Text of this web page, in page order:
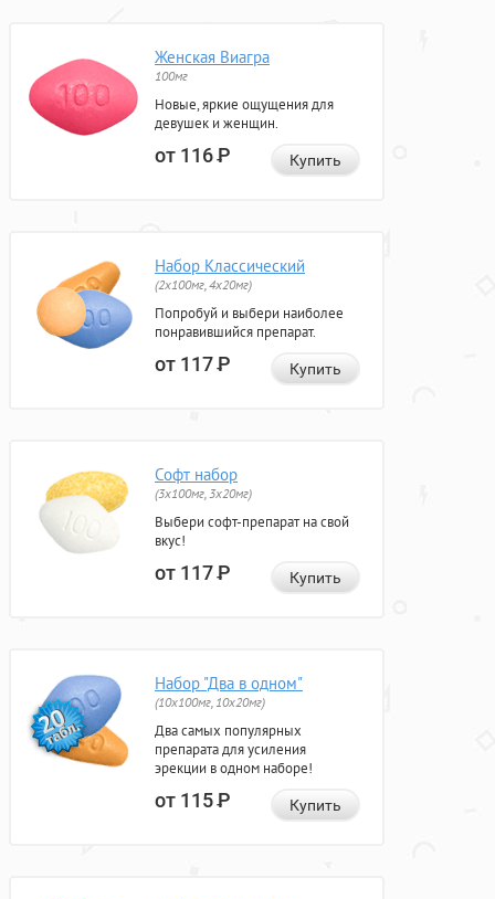
Женская Виагра
100мг
Новые, яркие ощущения для
девушек и женщин.
от 116Р Купить
Набор Классический
(2x100мг, 4x20мг)
Попробуй и выбери наиболее
понравившийся препарат.
от 117Р Купить
Софт набор
(3x100мг, 3x20мг)
Выбери софт-препарат на свой
вкус!
от 117Р Купить
Набор "Два в одном"
(10x100мг, 10x20мг)
Два самых популярных
препарата для усиления
эрекции в одном наборе!
от 115Р Купить